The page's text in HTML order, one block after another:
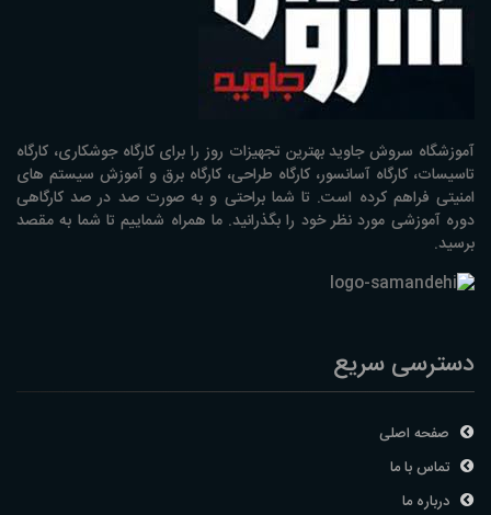
آموزشگاه سروش جاوید بهترین تجهیزات روز را برای کارگاه جوشکاری، کارگاه
تاسیسات، کارگاه آسانسور، کارگاه طراحی، کارگاه برق و آموزش سیستم های
امنیتی فراهم کرده است. تا شما براحتی و به صورت صد در صد کارگاهی
دوره آموزشی مورد نظر خود را بگذرانید. ما همراه شماییم تا شما به مقصد
برسید.
دسترسی سریع
صفحه اصلی
تماس با ما
درباره ما